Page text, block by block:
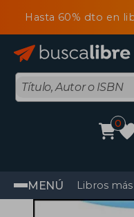
Hasta 60% dto en
0
MENÚ Libros